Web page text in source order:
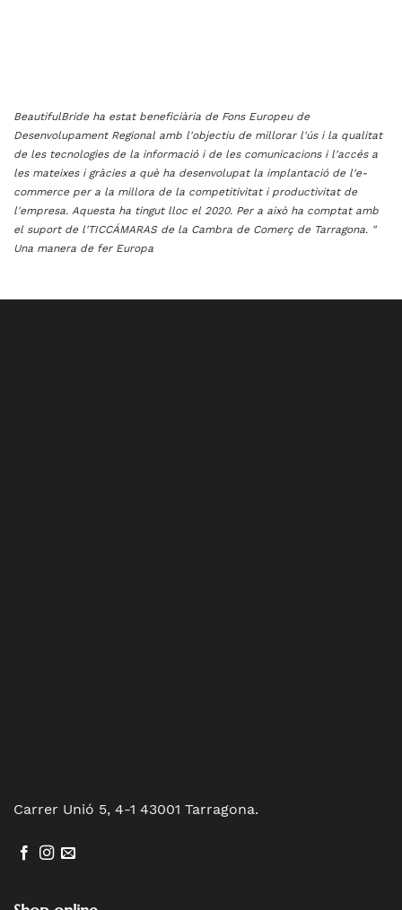
BeautifulBride ha estat beneficiària de Fons Europeu de
Desenvolupament Regional amb l'objectiu de millorar l'ús i la qualitat
de les tecnologies de la informació i de les comunicacions i l'accés a
les mateixes i gràcies a què ha desenvolupat la implantació de l'e-
commerce per a la millora de la competitivitat i productivitat de
l'empresa. Aquesta ha tingut lloc el 2020. Per a això ha comptat amb
el suport de l'TICCÁMARAS de la Cambra de Comerç de Tarragona. "
Una manera de fer Europa
Carrer Unió 5, 4-1 43001 Tarragona.